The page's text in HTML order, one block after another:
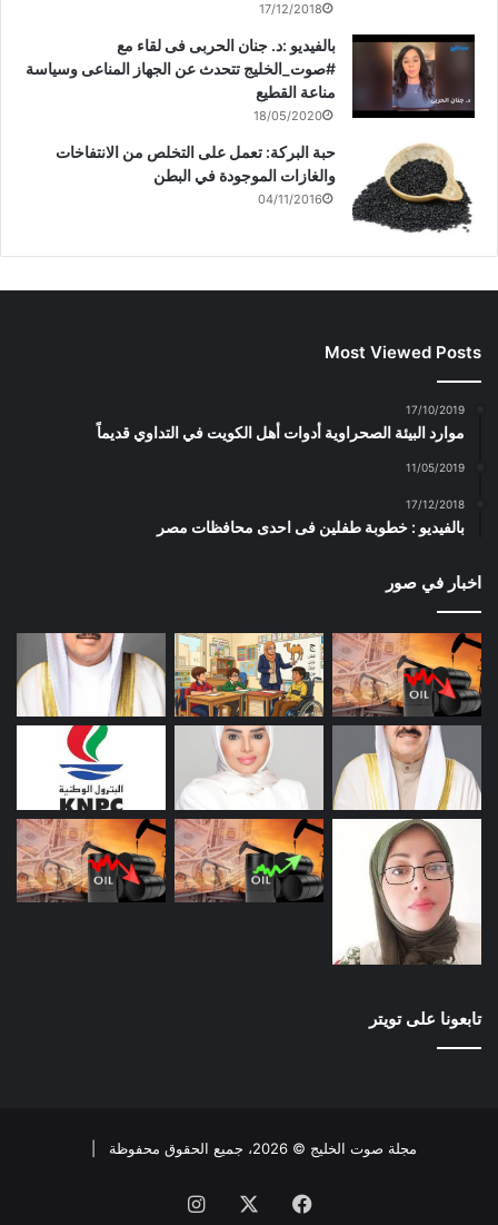
17/12/2018
بالفيديو :د. جنان الحربى فى لقاء مع
#صوت_الخليج تتحدث عن الجهاز المناعى وسياسة
مناعة القطيع
18/05/2020
حبة البركة: تعمل على التخلص من الانتفاخات
والغازات الموجودة في البطن
04/11/2016
Most Viewed Posts
17/10/2019
موارد البيئة الصحراوية أدوات أهل الكويت في التداوي قديماً
11/05/2019
17/12/2018
بالفيديو : خطوبة طفلين فى احدى محافظات مصر
اخبار في صور
تابعونا على تويتر
مجلة صوت الخليج © 2026، جميع الحقوق محفوظة |
فيسبوك انستقرام